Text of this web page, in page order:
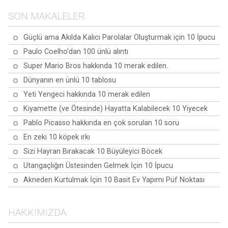
SON MAKALELER
Güçlü ama Akılda Kalıcı Parolalar Oluşturmak için 10 İpucu
Paulo Coelho'dan 100 ünlü alıntı
Super Mario Bros hakkında 10 merak edilen.
Dünyanın en ünlü 10 tablosu
Yeti Yengeci hakkında 10 merak edilen
Kıyamette (ve Ötesinde) Hayatta Kalabilecek 10 Yiyecek
Pablo Picasso hakkında en çok sorulan 10 soru
En zeki 10 köpek ırkı
Sizi Hayran Bırakacak 10 Büyüleyici Böcek
Utangaçlığın Üstesinden Gelmek İçin 10 İpucu
Akneden Kurtulmak İçin 10 Basit Ev Yapımı Püf Noktası
HAKKIMIZDA